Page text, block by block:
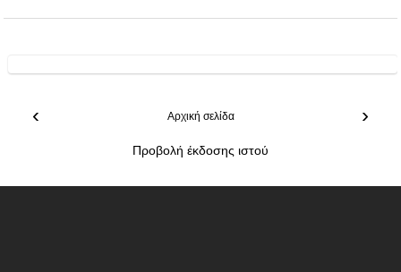
‹ ›
Αρχική σελίδα
Προβολή έκδοσης ιστού